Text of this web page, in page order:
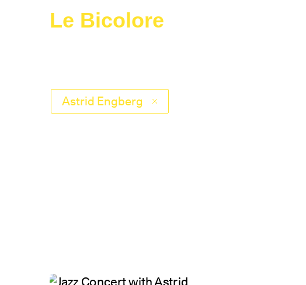
Le Bicolore
Astrid Engberg